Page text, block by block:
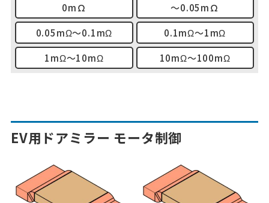
0mΩ
～0.05mΩ
0.05mΩ～0.1mΩ
0.1mΩ～1mΩ
1mΩ～10mΩ
10mΩ～100mΩ
EV用ドアミラー モータ制御